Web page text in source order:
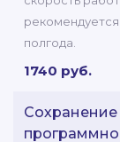
полгода.
1740 руб.